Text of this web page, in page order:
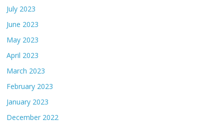
July 2023
June 2023
May 2023
April 2023
March 2023
February 2023
January 2023
December 2022